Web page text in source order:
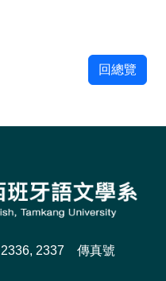
回總覽
2336, 2337 傳真號